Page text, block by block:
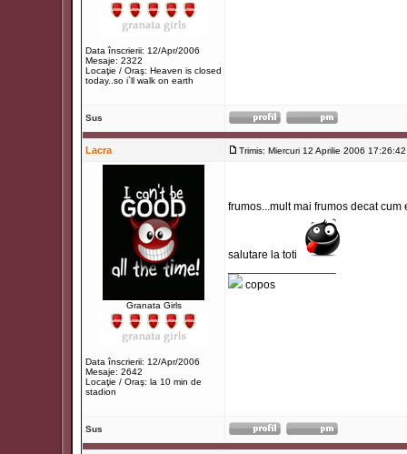
Data înscrierii: 12/Apr/2006
Mesaje: 2322
Locaţie / Oraş: Heaven is closed
today..so i`ll walk on earth
Sus
Lacra Trimis: Miercuri 12 Aprilie 2006 17:26:42
Granata Girls
Data înscrierii: 12/Apr/2006
Mesaje: 2642
Locaţie / Oraş: la 10 min de
stadion
frumos...mult mai frumos decat
salutare la toti
copos
Sus